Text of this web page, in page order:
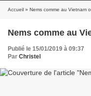
Accueil » Nems comme au Vietnam
Nems comme au
Publié le 15/01/2019 à 09:37
Par Christel